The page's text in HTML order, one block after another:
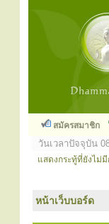
สมัครสมาชิก
วันเวลาปัจจุบัน
แสดงกระทู้ที่ยังไม่
หน้าเว็บบอร์ด